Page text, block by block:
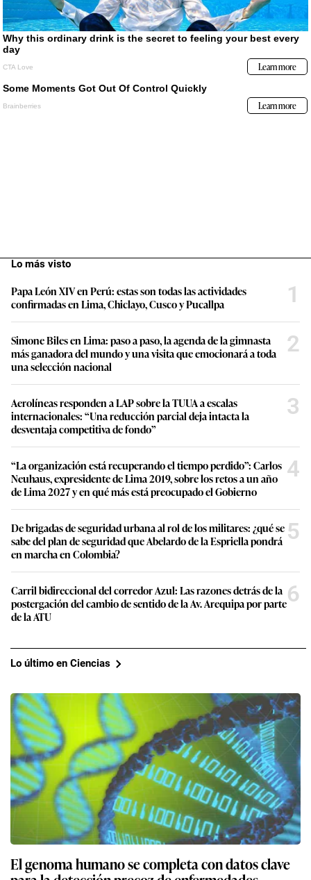
Lo más visto
Papa León XIV en Perú: estas son todas las actividades
confirmadas en Lima, Chiclayo, Cusco y Pucallpa
1
Simone Biles en Lima: paso a paso, la agenda de la gimnasta
más ganadora del mundo y una visita que emocionará a toda
una selección nacional
2
Aerolíneas responden a LAP sobre la TUUA a escalas
internacionales: “Una reducción parcial deja intacta la
desventaja competitiva de fondo”
3
“La organización está recuperando el tiempo perdido”: Carlos
Neuhaus, expresidente de Lima 2019, sobre los retos a un año
de Lima 2027 y en qué más está preocupado el Gobierno
4
De brigadas de seguridad urbana al rol de los militares: ¿qué se
sabe del plan de seguridad que Abelardo de la Espriella pondrá
en marcha en Colombia?
5
Carril bidireccional del corredor Azul: Las razones detrás de la
postergación del cambio de sentido de la Av. Arequipa por parte
de la ATU
6
Lo último en Ciencias
El genoma humano se completa con datos clave